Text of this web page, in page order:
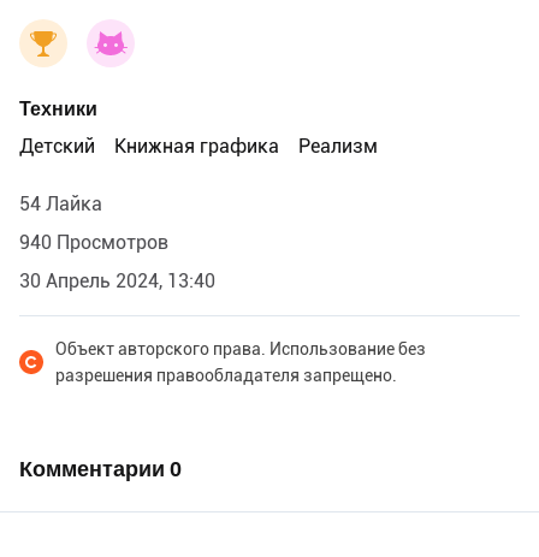
Техники
Детский
Книжная графика Реализм
54 Лайка
940 Просмотров
30 Апрель 2024, 13:40
Объект авторского права. Использование без
разрешения правообладателя запрещено.
Комментарии 0